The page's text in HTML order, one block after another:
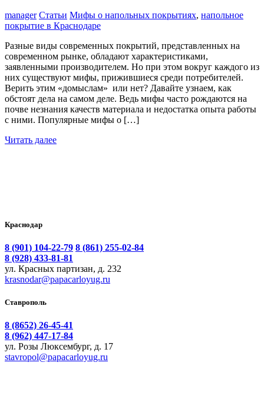
manager Статьи Мифы о напольных покрытиях, напольное
покрытие в Краснодаре
Разные виды современных покрытий, представленных на
современном рынке, обладают характеристиками,
заявленными производителем. Но при этом вокруг каждого из
них существуют мифы, прижившиеся среди потребителей.
Верить этим «домыслам» или нет? Давайте узнаем, как
обстоят дела на самом деле. Ведь мифы часто рождаются на
почве незнания качеств материала и недостатка опыта работы
с ними. Популярные мифы о […]
Читать далее
Краснодар
8 (901) 104-22-79 8 (861) 255-02-84
8 (928) 433-81-81
ул. Красных партизан, д. 232
krasnodar@papacarloyug.ru
Ставрополь
8 (8652) 26-45-41
8 (962) 447-17-84
ул. Розы Люксембург, д. 17
stavropol@papacarloyug.ru